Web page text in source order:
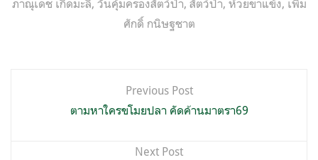
ภาณุเดช เกิดมะลิ, วันคุ้มครองสัตว์ป่า, สัตว์ป่า, ห้วยขาแข้ง, เพิ่ม
ศักดิ์ กนิษฐชาต
Previous Post
ตามหาใครขโมยปลา คัดค้านมาตรา69
Next Post